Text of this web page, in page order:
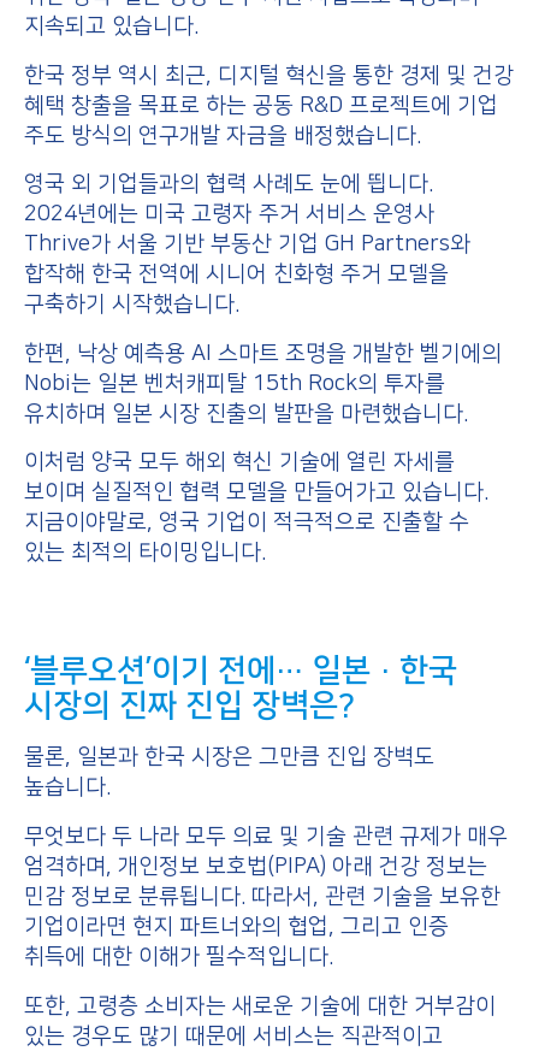
지속되고 있습니다.
한국 정부 역시 최근, 디지털 혁신을 통한 경제 및 건강
혜택 창출을 목표로 하는 공동 R&D 프로젝트에 기업
주도 방식의 연구개발 자금을 배정했습니다.
영국 외 기업들과의 협력 사례도 눈에 띕니다.
2024년에는 미국 고령자 주거 서비스 운영사
Thrive가 서울 기반 부동산 기업 GH Partners와
합작해 한국 전역에 시니어 친화형 주거 모델을
구축하기 시작했습니다.
한편, 낙상 예측용 AI 스마트 조명을 개발한 벨기에의
Nobi는 일본 벤처캐피탈 15th Rock의 투자를
유치하며 일본 시장 진출의 발판을 마련했습니다.
이처럼 양국 모두 해외 혁신 기술에 열린 자세를
보이며 실질적인 협력 모델을 만들어가고 있습니다.
지금이야말로, 영국 기업이 적극적으로 진출할 수
있는 최적의 타이밍입니다.
‘블루오션’이기 전에… 일본·한국
시장의 진짜 진입 장벽은?
물론, 일본과 한국 시장은 그만큼 진입 장벽도
높습니다.
무엇보다 두 나라 모두 의료 및 기술 관련 규제가 매우
엄격하며, 개인정보 보호법(PIPA) 아래 건강 정보는
민감 정보로 분류됩니다. 따라서, 관련 기술을 보유한
기업이라면 현지 파트너와의 협업, 그리고 인증
취득에 대한 이해가 필수적입니다.
또한, 고령층 소비자는 새로운 기술에 대한 거부감이
있는 경우도 많기 때문에 서비스는 직관적이고